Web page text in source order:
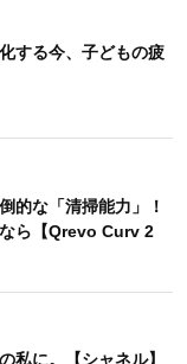
する今、子どもの疲
的な「清掃能力」！
ら【Qrevo Curv 2
私に。【シャネル】